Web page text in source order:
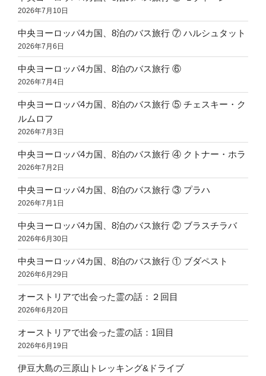
2026年7月10日
中央ヨーロッパ4カ国、8泊のバス旅行 ⑦ ハルシュタット
2026年7月6日
中央ヨーロッパ4カ国、8泊のバス旅行 ⑥
2026年7月4日
中央ヨーロッパ4カ国、8泊のバス旅行 ⑤ チェスキー・ク
ルムロフ
2026年7月3日
中央ヨーロッパ4カ国、8泊のバス旅行 ④ クトナー・ホラ
2026年7月2日
中央ヨーロッパ4カ国、8泊のバス旅行 ③ プラハ
2026年7月1日
中央ヨーロッパ4カ国、8泊のバス旅行 ② ブラスチラバ
2026年6月30日
中央ヨーロッパ4カ国、8泊のバス旅行 ① ブダペスト
2026年6月29日
オーストリアで出会った霊の話：２回目
2026年6月20日
オーストリアで出会った霊の話：1回目
2026年6月19日
伊豆大島の三原山トレッキング&ドライブ